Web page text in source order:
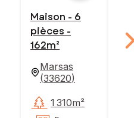
Maison - 6
pièces -
162m²
Marsas
(33620)
1 310m²